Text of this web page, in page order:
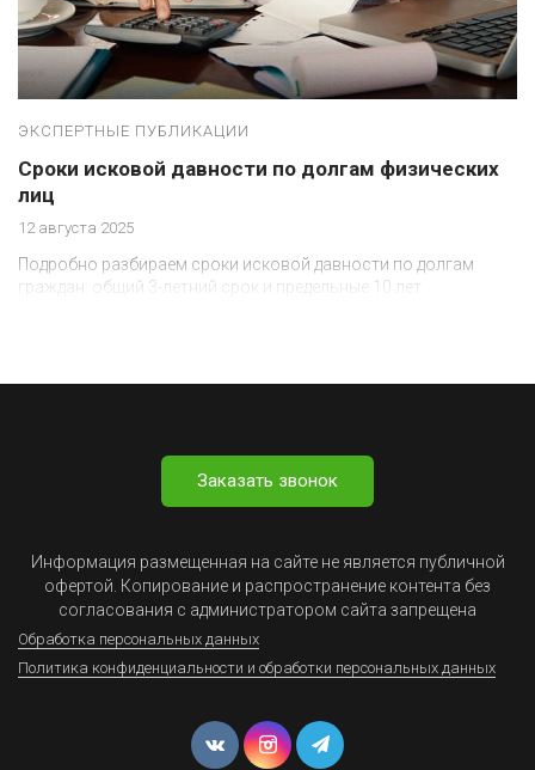
ЭКСПЕРТНЫЕ ПУБЛИКАЦИИ
Сроки исковой давности по долгам физических
лиц
12 августа 2025
Подробно разбираем сроки исковой давности по долгам
граждан: общий 3-летний срок и предельные 10 лет
Заказать звонок
Информация размещенная на сайте не является публичной
офертой. Копирование и распространение контента без
согласования с администратором сайта запрещена
Обработка персональных данных
Политика конфиденциальности и обработки персональных данных